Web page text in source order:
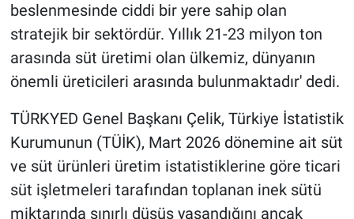
beslenmesinde ciddi bir yere sahip olan
stratejik bir sektördür. Yıllık 21-23 milyon ton
arasında süt üretimi olan ülkemiz, dünyanın
önemli üreticileri arasında bulunmaktadır' dedi.
TÜRKYED Genel Başkanı Çelik, Türkiye İstatistik
Kurumunun (TÜİK), Mart 2026 dönemine ait süt
ve süt ürünleri üretim istatistiklerine göre ticari
süt işletmeleri tarafından toplanan inek sütü
miktarında sınırlı düşüş yaşandığını ancak